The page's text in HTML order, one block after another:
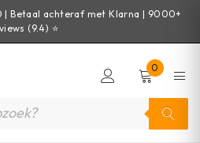
| Betaal achteraf met Klarna | 9000+
(9.4) ⭐
0